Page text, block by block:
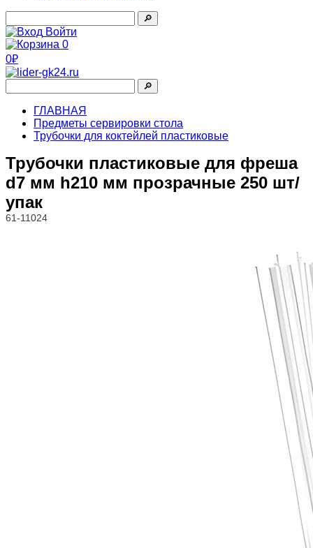
🔎︎
Войти
0
0₽
🔎︎
ГЛАВНАЯ
Предметы сервировки стола
Трубочки для коктейлей пластиковые
Трубочки пластиковые для фреша
d7 мм h210 мм прозрачные 250 шт/
упак
61-11024